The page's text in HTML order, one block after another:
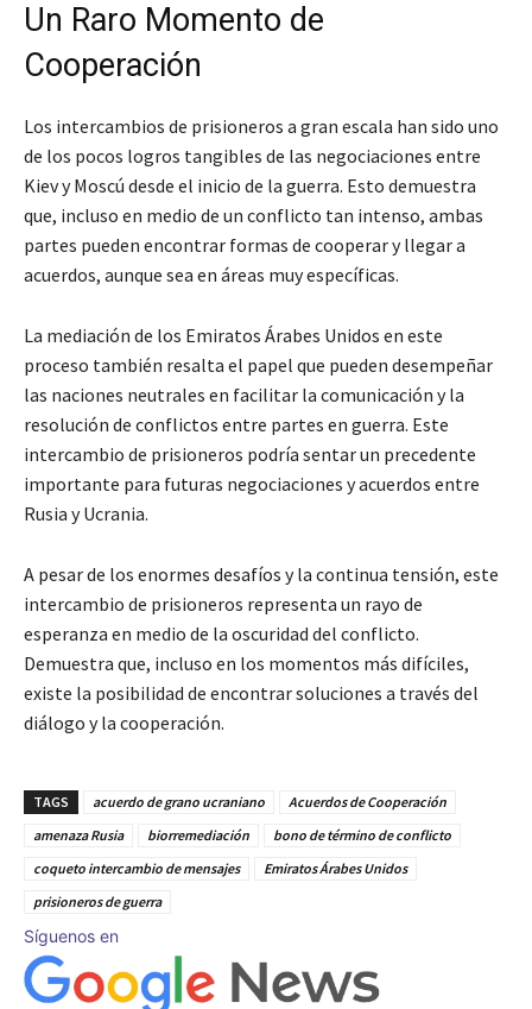
Un Raro Momento de
Cooperación
Los intercambios de prisioneros a gran escala han sido uno
de los pocos logros tangibles de las negociaciones entre
Kiev y Moscú desde el inicio de la guerra. Esto demuestra
que, incluso en medio de un conflicto tan intenso, ambas
partes pueden encontrar formas de cooperar y llegar a
acuerdos, aunque sea en áreas muy específicas.
La mediación de los Emiratos Árabes Unidos en este
proceso también resalta el papel que pueden desempeñar
las naciones neutrales en facilitar la comunicación y la
resolución de conflictos entre partes en guerra. Este
intercambio de prisioneros podría sentar un precedente
importante para futuras negociaciones y acuerdos entre
Rusia y Ucrania.
A pesar de los enormes desafíos y la continua tensión, este
intercambio de prisioneros representa un rayo de
esperanza en medio de la oscuridad del conflicto.
Demuestra que, incluso en los momentos más difíciles,
existe la posibilidad de encontrar soluciones a través del
diálogo y la cooperación.
TAGS acuerdo de grano ucraniano
Acuerdos de Cooperación
amenaza Rusia
biorremediación
bono de término de conflicto
coqueto intercambio de mensajes
Emiratos Árabes Unidos
prisioneros de guerra
Síguenos en